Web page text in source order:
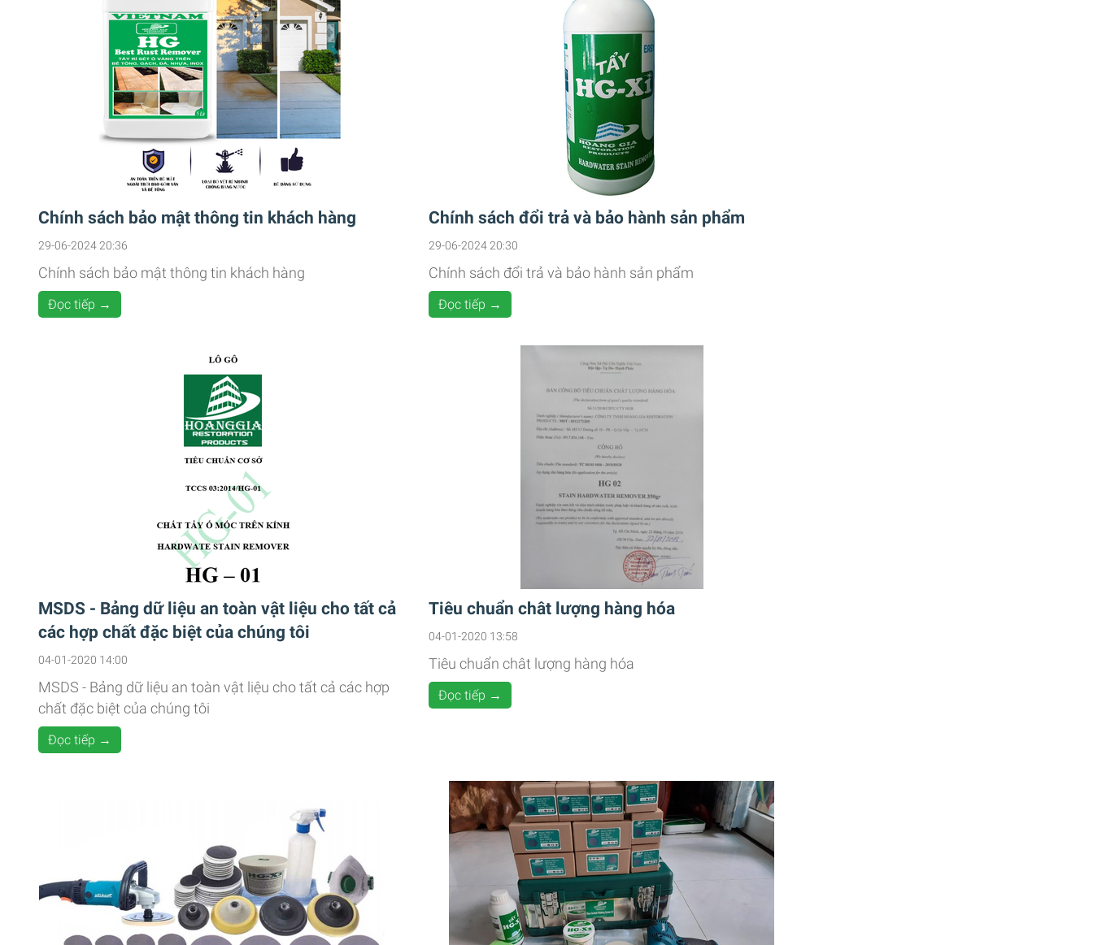
Chính sách bảo mật thông tin khách hàng
29-06-2024 20:36
Chính sách bảo mật thông tin khách hàng
Đọc tiếp →
Chính sách đổi trả và bảo hành sản phẩm
29-06-2024 20:30
Chính sách đổi trả và bảo hành sản phẩm
Đọc tiếp →
MSDS - Bảng dữ liệu an toàn vật liệu cho tất cả
các hợp chất đặc biệt của chúng tôi
04-01-2020 14:00
MSDS - Bảng dữ liệu an toàn vật liệu cho tất cả các hợp
chất đặc biệt của chúng tôi
Đọc tiếp →
Tiêu chuẩn chât lượng hàng hóa
04-01-2020 13:58
Tiêu chuẩn chât lượng hàng hóa
Đọc tiếp →